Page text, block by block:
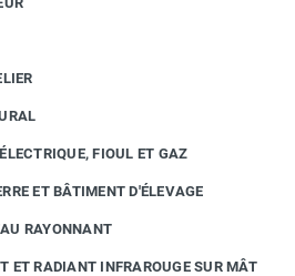
FIOUL ET GAZ
ET BÂTIMENT D'ÉLEVAGE
RAYONNANT
ET RADIANT INFRAROUGE SUR MÂT